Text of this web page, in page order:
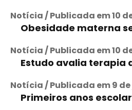
Notícia / Publicada em 10
Obesidade materna
Notícia / Publicada em 10
Estudo avalia terapia
Notícia / Publicada em 9 de
Primeiros anos